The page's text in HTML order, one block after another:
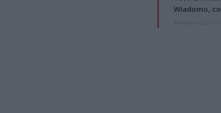
Wiadomo,